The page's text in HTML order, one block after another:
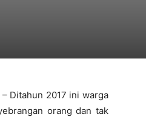
– Ditahun 2017 ini warga
orang dan tak